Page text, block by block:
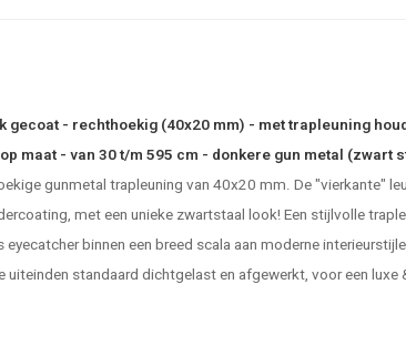
gecoat - rechthoekig (40x20 mm) - met trapleuning
maat - van 30 t/m 595 cm - donkere gun metal (zwart
gunmetal trapleuning van 40x20 mm. De "vierkante"
met een unieke zwartstaal look! Een stijlvolle
binnen een breed scala aan moderne
uiteinden standaard dichtgelast en afgewerkt, voor een luxe